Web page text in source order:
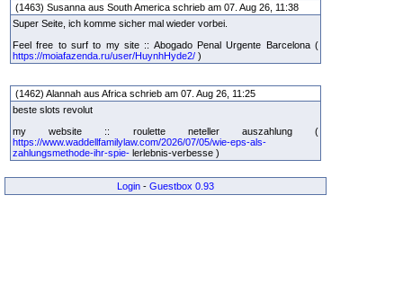
(1463) Susanna aus South America schrieb am 07. Aug 26, 11:38
Super Seite, ich komme sicher mal wieder vorbei.
Feel free to surf to my site :: Abogado Penal Urgente Barcelona (
https://moiafazenda.ru/user/HuynhHyde2/ )
(1462) Alannah aus Africa schrieb am 07. Aug 26, 11:25
beste slots revolut
my website :: roulette neteller auszahlung (
https://www.waddellfamilylaw.com/2026/07/05/wie-eps-als-
zahlungsmethode-ihr-spie- lerlebnis-verbesse )
Login - Guestbox 0.93